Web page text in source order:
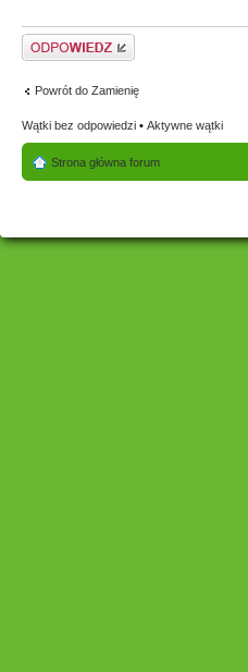
Odpowiedz
Powrót do Zamienię
Wątki bez odpowiedzi • Aktywne wątki
Strona główna forum